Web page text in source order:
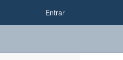
Entrar